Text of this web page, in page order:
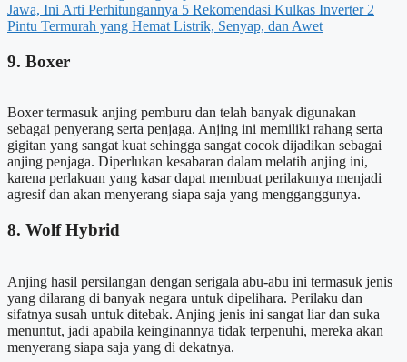
Jawa, Ini Arti Perhitungannya 5 Rekomendasi Kulkas Inverter 2
Pintu Termurah yang Hemat Listrik, Senyap, dan Awet
9. Boxer
Boxer termasuk anjing pemburu dan telah banyak digunakan
sebagai penyerang serta penjaga. Anjing ini memiliki rahang serta
gigitan yang sangat kuat sehingga sangat cocok dijadikan sebagai
anjing penjaga. Diperlukan kesabaran dalam melatih anjing ini,
karena perlakuan yang kasar dapat membuat perilakunya menjadi
agresif dan akan menyerang siapa saja yang mengganggunya.
8. Wolf Hybrid
Anjing hasil persilangan dengan serigala abu-abu ini termasuk jenis
yang dilarang di banyak negara untuk dipelihara. Perilaku dan
sifatnya susah untuk ditebak. Anjing jenis ini sangat liar dan suka
menuntut, jadi apabila keinginannya tidak terpenuhi, mereka akan
menyerang siapa saja yang di dekatnya.